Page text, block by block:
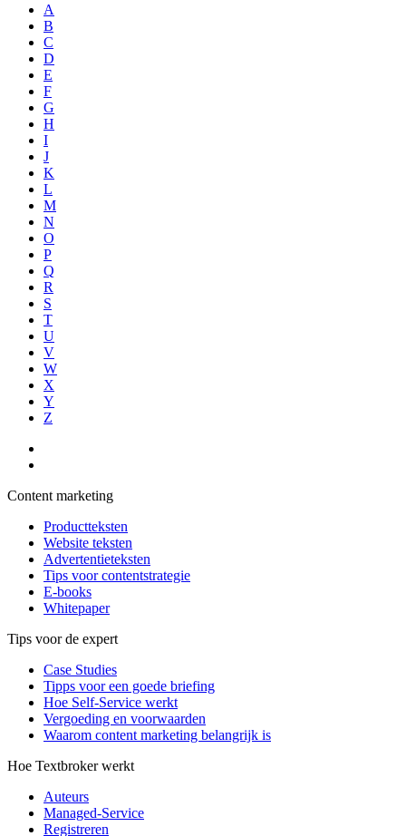
A
B
C
D
E
F
G
H
I
J
K
L
M
N
O
P
Q
R
S
T
U
V
W
X
Y
Z
Content marketing
Productteksten
Website teksten
Advertentieteksten
Tips voor contentstrategie
E-books
Whitepaper
Tips voor de expert
Case Studies
Tipps voor een goede briefing
Hoe Self-Service werkt
Vergoeding en voorwaarden
Waarom content marketing belangrijk is
Hoe Textbroker werkt
Auteurs
Managed-Service
Registreren